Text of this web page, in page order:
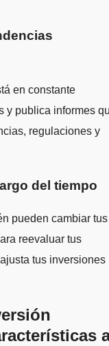
en constante
y publica informes
regulaciones y
del tiempo
pueden cambiar tus
reevaluar tus
tus inversiones